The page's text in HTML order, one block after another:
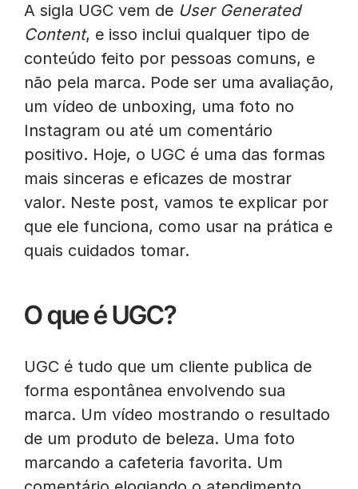
A sigla UGC vem de User Generated
Content, e isso inclui qualquer tipo de
conteúdo feito por pessoas comuns, e
não pela marca. Pode ser uma avaliação,
um vídeo de unboxing, uma foto no
Instagram ou até um comentário
positivo. Hoje, o UGC é uma das formas
mais sinceras e eficazes de mostrar
valor. Neste post, vamos te explicar por
que ele funciona, como usar na prática e
quais cuidados tomar.
O que é UGC?
UGC é tudo que um cliente publica de
forma espontânea envolvendo sua
marca. Um vídeo mostrando o resultado
de um produto de beleza. Uma foto
marcando a cafeteria favorita. Um